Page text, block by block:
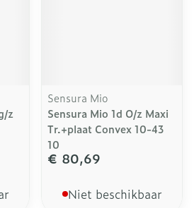
z
Sensura Mio
Sensura Mio 1d O/z Maxi
Tr.+plaat Convex 10-43
10
€ 80,69
Niet beschikbaar